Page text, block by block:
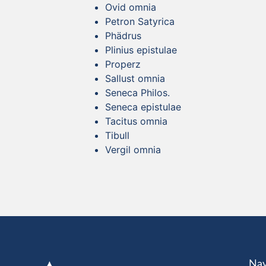
Ovid omnia
Petron Satyrica
Phädrus
Plinius epistulae
Properz
Sallust omnia
Seneca Philos.
Seneca epistulae
Tacitus omnia
Tibull
Vergil omnia